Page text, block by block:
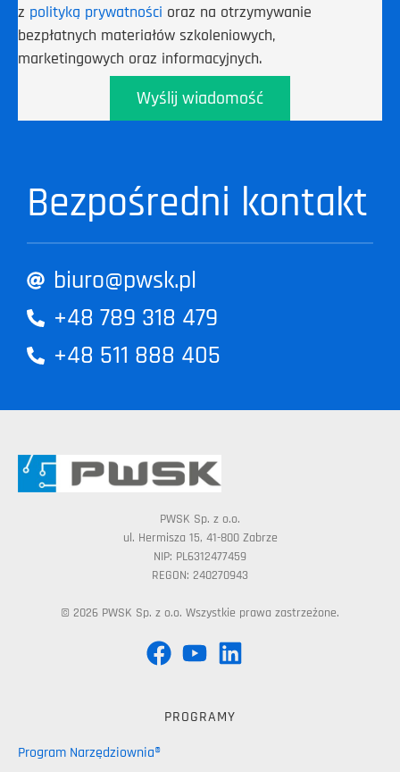
z polityką prywatności oraz na otrzymywanie
bezpłatnych materiałów szkoleniowych,
marketingowych oraz informacyjnych.
Wyślij wiadomość
Bezpośredni kontakt
biuro@pwsk.pl
+48 789 318 479
+48 511 888 405
PWSK Sp. z o.o.
ul. Hermisza 15, 41-800 Zabrze
NIP: PL6312477459
REGON: 240270943
© 2026 PWSK Sp. z o.o. Wszystkie prawa zastrzeżone.
PROGRAMY
Program Narzędziownia®